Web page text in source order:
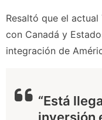
Resaltó que el
con Canadá y
integración de
“Está
inversión